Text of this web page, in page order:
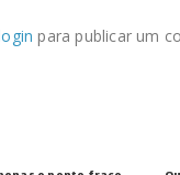
para publicar um